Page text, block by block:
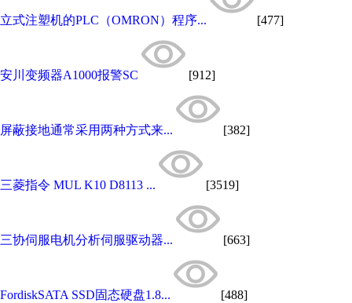
立式注塑机的PLC（OMRON）程序... [477]
安川变频器A1000报警SC [912]
屏蔽接地通常采用两种方式来... [382]
三菱指令 MUL K10 D8113 ... [3519]
三协伺服电机分析伺服驱动器... [663]
FordiskSATA SSD固态硬盘1.8... [488]